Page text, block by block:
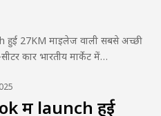
27KM माइलेज वाली सबसे अच्छी
कार भारतीय मार्केट में…
में launch हुई